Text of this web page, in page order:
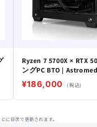
Ryzen 7 5700X × RTX
ングPC BTO |
¥186,000 (税込)
に日次で更新されます。